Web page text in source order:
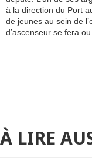
à la direction du Port
de jeunes au sein de
d’ascenseur se fera
À LIRE